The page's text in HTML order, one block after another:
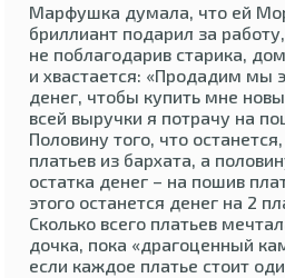
Марфушка думала, что ей
бриллиант подарил за
не поблагодарив старика,
и хвастается: «Продадим мы
денег, чтобы купить мне
всей выручки я потрачу на
Половину того, что
платьев из бархата, а
остатка денег – на пошив
этого останется денег на 2
Сколько всего платьев
дочка, пока «драгоценный
если каждое платье стоит